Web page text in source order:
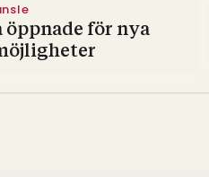
för nya